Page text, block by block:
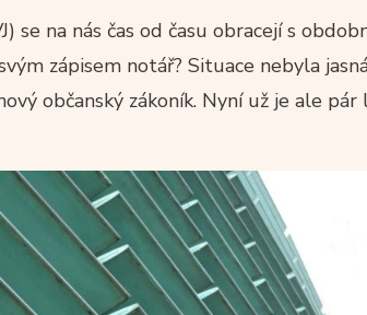
se na nás čas od času obracejí s
zápisem notář? Situace nebyla
občanský zákoník. Nyní už je ale pár